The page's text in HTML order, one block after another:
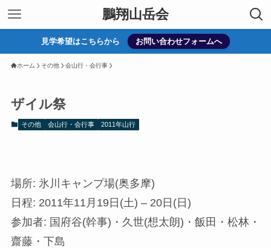
鵬翔山岳会
見学希望はこちらから お問い合わせフォームへ
ホーム その他 会山行・会行事
ザイル祭
その他 会山行・会行事 2011年山行
場所: 氷川キャンプ場(奥多摩)
日程: 2011年11月19日(土) – 20日(日)
参加者: 国府谷(幹事)・久世(想太朗)・飯田・松林・
齋藤・下島